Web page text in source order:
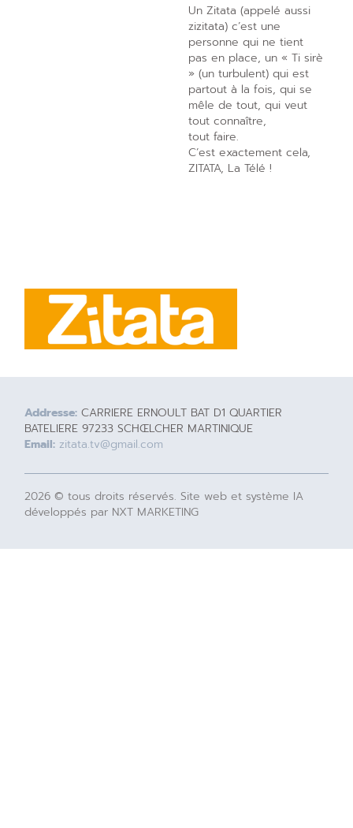
Un Zitata (appelé aussi
zizitata) c’est une
personne qui ne tient
pas en place, un « Ti sirè
» (un turbulent) qui est
partout à la fois, qui se
mêle de tout, qui veut
tout connaître,
tout faire.
C’est exactement cela,
ZITATA, La Télé !
Addresse: CARRIERE ERNOULT BAT D1 QUARTIER
BATELIERE 97233 SCHŒLCHER MARTINIQUE
Email: zitata.tv@gmail.com
2026 © tous droits réservés. Site web et système IA
développés par NXT MARKETING